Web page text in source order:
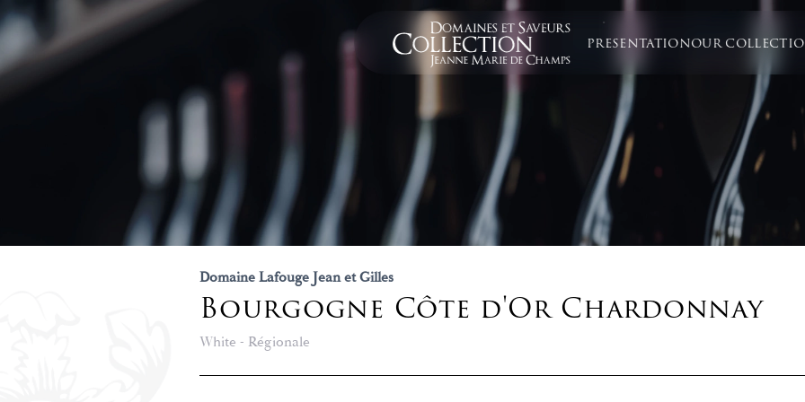
PRESENTATIONOUR
Domaine Lafouge Jean et Gilles
Bourgogne Côte d'Or Chardonnay
White - Régionale